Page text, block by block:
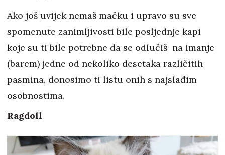
Ako još uvijek nemaš mačku i upravo su sve
spomenute zanimljivosti bile posljednje kapi
koje su ti bile potrebne da se odlučiš na imanje
(barem) jedne od nekoliko desetaka različitih
pasmina, donosimo ti listu onih s najslađim
osobnostima.
Ragdoll